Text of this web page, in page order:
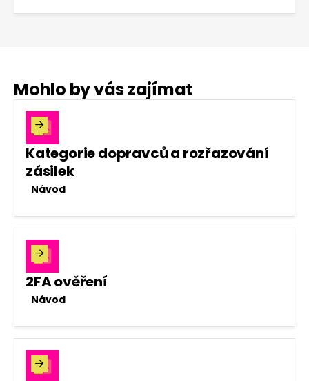
Mohlo by vás zajímat
Kategorie dopravců a rozřazování
zásilek
Návod

2FA ověření
Návod

